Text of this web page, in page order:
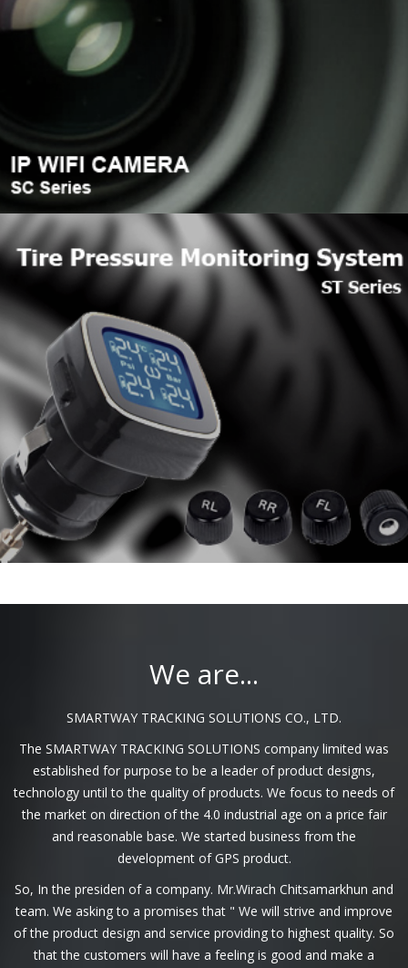
We are...
SMARTWAY TRACKING SOLUTIONS CO., LTD.
The SMARTWAY TRACKING SOLUTIONS company limited was
established for purpose to be a leader of product designs,
technology until to the quality of products. We focus to needs of
the market on direction of the 4.0 industrial age on a price fair
and reasonable base. We started business from the
development of GPS product.
So, In the presiden of a company. Mr.Wirach Chitsamarkhun and
team. We asking to a promises that " We will strive and improve
of the product design and service providing to highest quality. So
that the customers will have a feeling is good and make a